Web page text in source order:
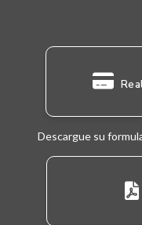
Descargue su